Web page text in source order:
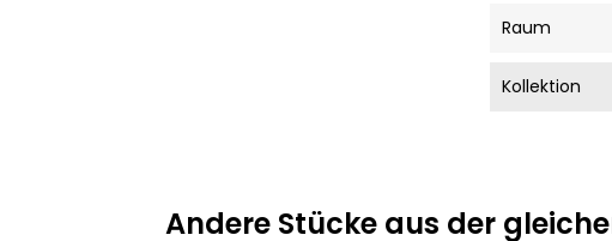
Raum
Kollektion
Andere Stücke aus der